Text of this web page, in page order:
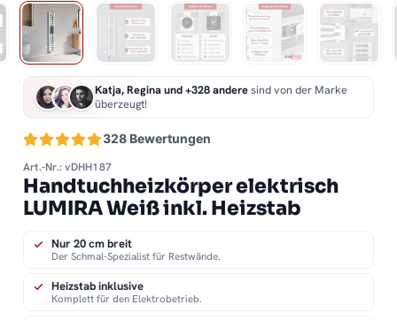
328 Bewertungen
Katja, Regina und +328 anderesind von der Marke
überzeugt!
Art.-Nr.: vDHH187
Handtuchheizkörper elektrisch
LUMIRA Weiß inkl. Heizstab
Nur 20 cm breit
Der Schmal-Spezialist für Restwände.
Heizstab inklusive
Komplett für den Elektrobetrieb.